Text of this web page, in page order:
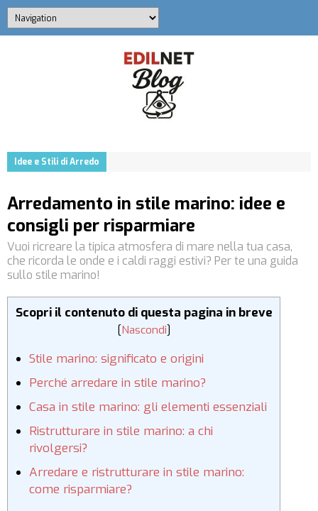
Idee e Stili di Arredo
Arredamento in stile marino: idee e
consigli per risparmiare
Vuoi ricreare la tipica atmosfera di mare nella tua casa,
che ricorda le onde e i caldi raggi estivi? Per te una guida
sullo stile marino!
Scopri il contenuto di questa pagina in breve
[Nascondi]
Stile marino: significato e origini
Perché arredare in stile marino?
Casa in stile marino: gli elementi essenziali
Ristrutturare in stile marino: a chi
rivolgersi?
Arredare e ristrutturare in stile marino:
come risparmiare?